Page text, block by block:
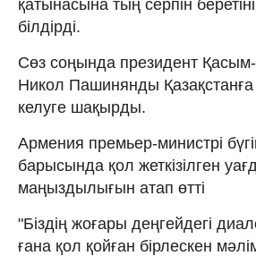
қатынасына тың серпін
білдірді.
Сөз соңында президент
Никол Пашинянды
келуге шақырды.
Армения премьер-министрі
барысында қол жеткізілген
маңыздылығын атап өтті
"Біздің жоғары деңгейдегі
ғана қол қойған бірлескен